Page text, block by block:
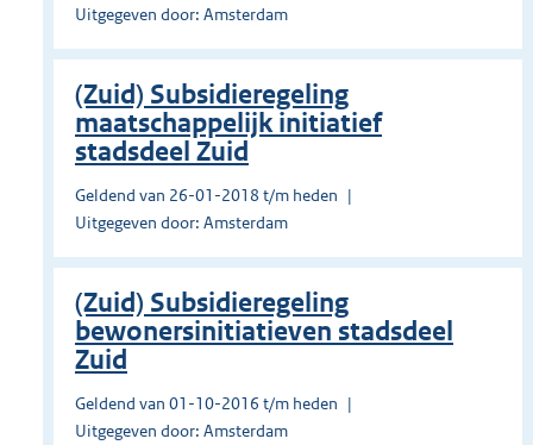
Uitgegeven door: Amsterdam
(Zuid) Subsidieregeling
maatschappelijk initiatief
stadsdeel Zuid
Geldend van 26-01-2018 t/m heden
Uitgegeven door: Amsterdam
(Zuid) Subsidieregeling
bewonersinitiatieven stadsdeel
Zuid
Geldend van 01-10-2016 t/m heden
Uitgegeven door: Amsterdam